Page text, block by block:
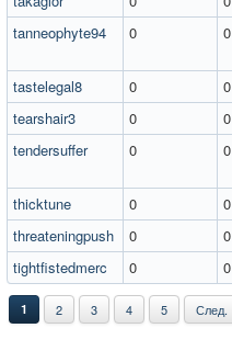
tanneophyte94
0 0
tastelegal8
0 0
tearshair3
0
0
tendersuffer
0 0
thicktune
0 0
threateningpush
0 0
tightfistedmerc
0 0
1 2 3 4 5 След.